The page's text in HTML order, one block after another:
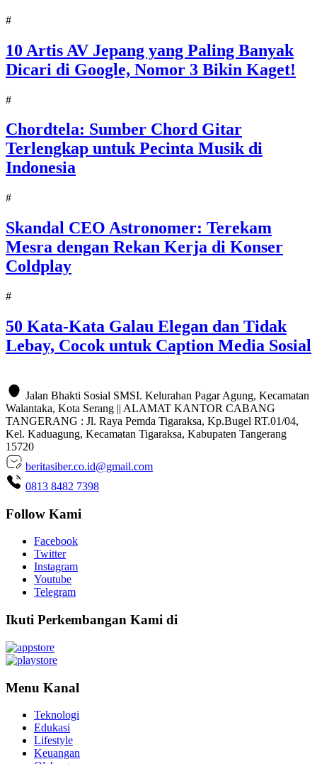
#
10 Artis AV Jepang yang Paling Banyak
Dicari di Google, Nomor 3 Bikin Kaget!
#
Chordtela: Sumber Chord Gitar
Terlengkap untuk Pecinta Musik di
Indonesia
#
Skandal CEO Astronomer: Terekam
Mesra dengan Rekan Kerja di Konser
Coldplay
#
50 Kata-Kata Galau Elegan dan Tidak
Lebay, Cocok untuk Caption Media Sosial
Jalan Bhakti Sosial SMSI. Kelurahan Pagar Agung, Kecamatan
Walantaka, Kota Serang || ALAMAT KANTOR CABANG
TANGERANG : Jl. Raya Pemda Tigaraksa, Kp.Bugel RT.01/04,
Kel. Kaduagung, Kecamatan Tigaraksa, Kabupaten Tangerang
15720
beritasiber.co.id@gmail.com
0813 8482 7398
Follow Kami
Facebook
Twitter
Instagram
Youtube
Telegram
Ikuti Perkembangan Kami di
Menu Kanal
Teknologi
Edukasi
Lifestyle
Keuangan